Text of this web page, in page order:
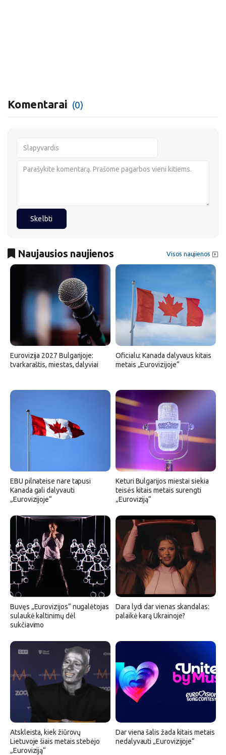
Komentarai (0)
Skelbti
Naujausios naujienos Visos naujienos
Eurovizija 2027 Bulgarijoje:
tvarkaraštis, miestas, dalyviai
Oficialu: Kanada dalyvaus kitais
metais „Eurovizijoje“
EBU pilnateise nare tapusi
Kanada gali dalyvauti
„Eurovizijoje“
Keturi Bulgarijos miestai siekia
teisės kitais metais surengti
„Euroviziją“
Buvęs „Eurovizijos“ nugalėtojas
sulaukė kaltinimų dėl
sukčiavimo
Dara lydi dar vienas skandalas:
palaikė karą Ukrainoje?
Atskleista, kiek žiūrovų
Lietuvoje šiais metais stebėjo
„Euroviziją“
Dar viena šalis žada kitais metais
nedalyvauti „Eurovizijoje“